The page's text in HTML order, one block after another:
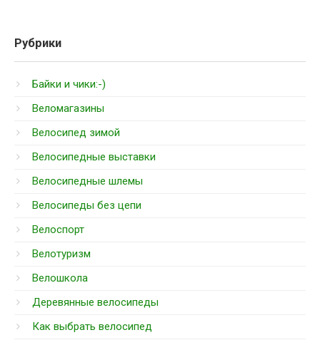
Рубрики
Байки и чики:-)
Веломагазины
Велосипед зимой
Велосипедные выставки
Велосипедные шлемы
Велосипеды без цепи
Велоспорт
Велотуризм
Велошкола
Деревянные велосипеды
Как выбрать велосипед